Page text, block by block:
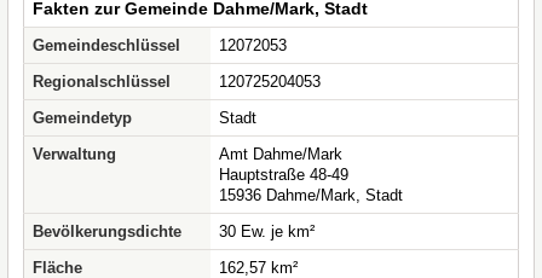
Fakten zur Gemeinde Dahme/Mark, Stadt
Gemeindeschlüssel
12072053
Regionalschlüssel
120725204053
Gemeindetyp
Stadt
Verwaltung
Amt Dahme/Mark
Hauptstraße 48-49
15936 Dahme/Mark, Stadt
Bevölkerungsdichte
30 Ew. je km²
Fläche
162,57 km²